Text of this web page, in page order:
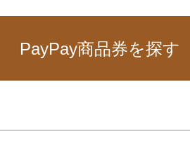
いただけ
受け取れ
のお支払いにご利
方はPayPay商品
PayPay商品券を探す